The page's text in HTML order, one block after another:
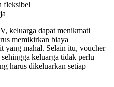
fleksibel
keluarga dapat menikmati
memikirkan biaya
yang mahal. Selain itu, voucher
keluarga tidak perlu
harus dikeluarkan setiap